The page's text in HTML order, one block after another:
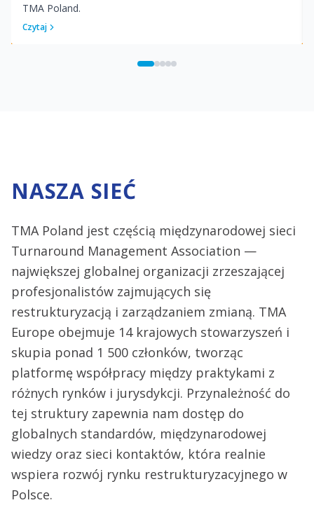
TMA Poland.
Czytaj
NASZA SIEĆ
TMA Poland jest częścią międzynarodowej sieci
Turnaround Management Association —
największej globalnej organizacji zrzeszającej
profesjonalistów zajmujących się
restrukturyzacją i zarządzaniem zmianą. TMA
Europe obejmuje 14 krajowych stowarzyszeń i
skupia ponad 1 500 członków, tworząc
platformę współpracy między praktykami z
różnych rynków i jurysdykcji. Przynależność do
tej struktury zapewnia nam dostęp do
globalnych standardów, międzynarodowej
wiedzy oraz sieci kontaktów, która realnie
wspiera rozwój rynku restrukturyzacyjnego w
Polsce.